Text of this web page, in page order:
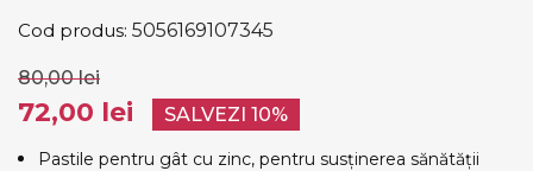
Cod produs: 5056169107345
80,00 lei
72,00 lei SALVEZI 10%
Pastile pentru gât cu zinc, pentru susținerea sănătății